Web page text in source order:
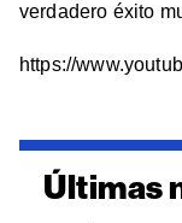
verdadero éxito
https://
Últimas